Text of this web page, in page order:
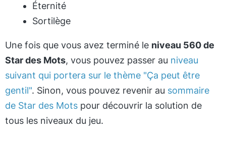
Éternité
Sortilège
Une fois que vous avez terminé le niveau 560 de
Star des Mots, vous pouvez passer au niveau
suivant qui portera sur le thème "Ça peut être
gentil". Sinon, vous pouvez revenir au sommaire
de Star des Mots pour découvrir la solution de
tous les niveaux du jeu.